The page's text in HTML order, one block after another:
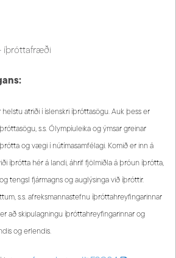
íþróttafræði
atriði í íslenskri íþróttasögu. Auk þess er
s.s. Ólympíuleika og ýmsar greinar
og vægi í nútímasamfélagi. Komið er inn á
íþrótta hér á landi, áhrif fjölmiðla á þróun íþrótta,
tengsl fjármagns og auglýsinga við íþróttir.
s.s. afreksmannastefnu íþróttahreyfingarinnar
að skipulagningu íþróttahreyfingarinnar og
og erlendis.